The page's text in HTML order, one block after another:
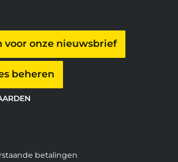
voor onze nieuwsbrief
beheren
betalingen